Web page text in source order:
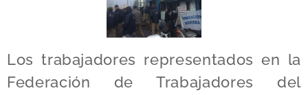
Los trabajadores representados en la
Federación de Trabajadores del